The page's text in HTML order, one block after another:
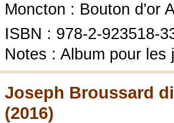
Moncton : Bouton d'or
ISBN : 978-2-923518-
Notes : Album pour les
Joseph Broussard
(2016)